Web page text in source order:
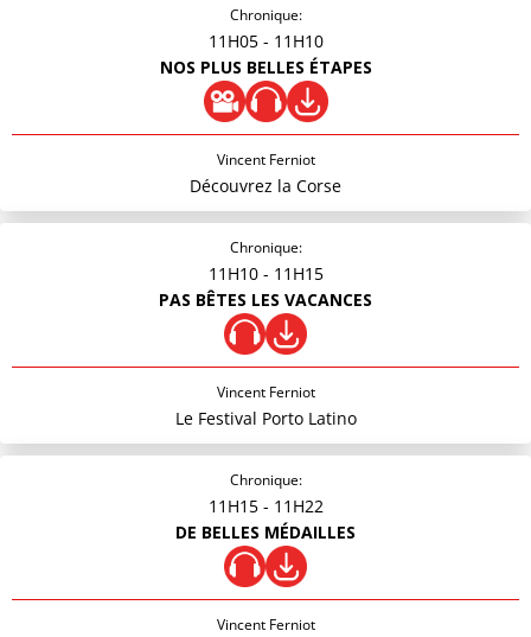
Chronique:
11H05 - 11H10
NOS PLUS BELLES ÉTAPES
Vincent Ferniot
Découvrez la Corse
Chronique:
11H10 - 11H15
PAS BÊTES LES VACANCES
Vincent Ferniot
Le Festival Porto Latino
Chronique:
11H15 - 11H22
DE BELLES MÉDAILLES
Vincent Ferniot